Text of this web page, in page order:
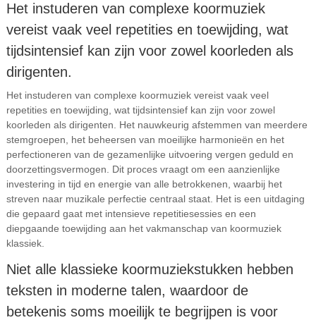
Het instuderen van complexe koormuziek
vereist vaak veel repetities en toewijding, wat
tijdsintensief kan zijn voor zowel koorleden als
dirigenten.
Het instuderen van complexe koormuziek vereist vaak veel
repetities en toewijding, wat tijdsintensief kan zijn voor zowel
koorleden als dirigenten. Het nauwkeurig afstemmen van meerdere
stemgroepen, het beheersen van moeilijke harmonieën en het
perfectioneren van de gezamenlijke uitvoering vergen geduld en
doorzettingsvermogen. Dit proces vraagt om een aanzienlijke
investering in tijd en energie van alle betrokkenen, waarbij het
streven naar muzikale perfectie centraal staat. Het is een uitdaging
die gepaard gaat met intensieve repetitiesessies en een
diepgaande toewijding aan het vakmanschap van koormuziek
klassiek.
Niet alle klassieke koormuziekstukken hebben
teksten in moderne talen, waardoor de
betekenis soms moeilijk te begrijpen is voor